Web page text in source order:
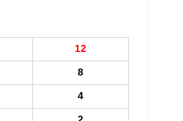
12
8
4